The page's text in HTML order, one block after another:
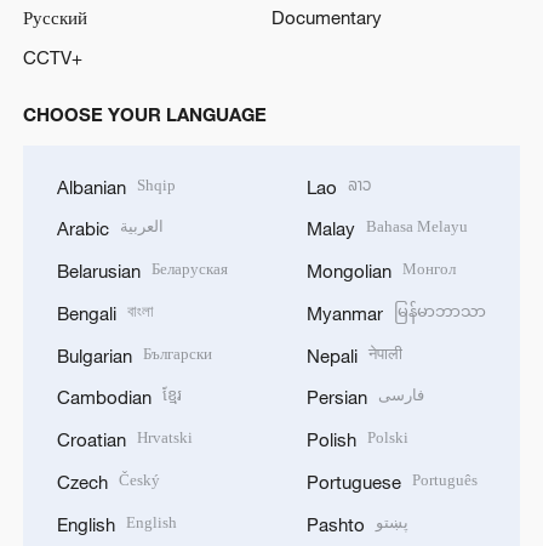
Русский
Documentary
CCTV+
CHOOSE YOUR LANGUAGE
Albanian Shqip
Arabic العربية
Belarusian Беларуская
Bengali বাংলা
Bulgarian Български
Cambodian ខ្មែរ
Croatian Hrvatski
Czech Český
English English
Lao ລາວ
Malay Bahasa Melayu
Mongolian Монгол
Myanmar မြန်မာဘာသာ
Nepali नेपाली
Persian فارسی
Polish Polski
Portuguese Português
Pashto پښتو